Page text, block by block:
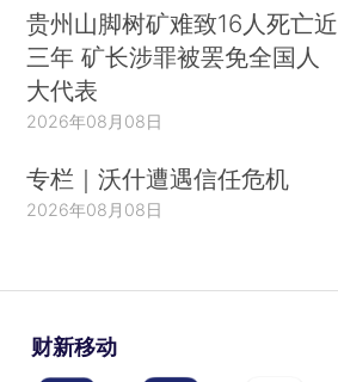
贵州山脚树矿难致16人死亡近
三年 矿长涉罪被罢免全国人
大代表
2026年08月08日
专栏｜沃什遭遇信任危机
2026年08月08日
财新移动